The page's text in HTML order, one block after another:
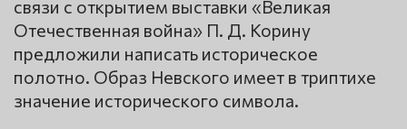
связи с открытием выставки «Великая
Отечественная война» П. Д. Корину
предложили написать историческое
полотно. Образ Невского имеет в триптихе
значение исторического символа.